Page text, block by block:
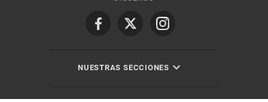
NUESTRAS SECCIONES